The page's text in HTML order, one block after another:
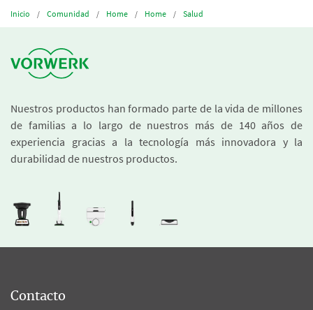
Inicio Comunidad Home Home Salud
Nuestros productos han formado parte de la vida de millones
de familias a lo largo de nuestros más de 140 años de
experiencia gracias a la tecnología más innovadora y la
durabilidad de nuestros productos.
Contacto